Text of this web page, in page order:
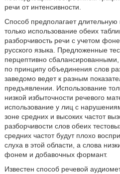
речи от интенсивности.
Способ предполагает длительную
только использование обеих
разборчивость речи с учетом
русского языка. Предложенные
перцептивно
по принципу объединения слов
заведомо ведет к разным
предъявлении. Использование
низкой избыточности речевого
использование у лиц с
зоне средних и высоких частот
разборчивости слов обеих
средних частот будут плохо
слуха в этой области, а слова
фонем и добавочных формант.
Известен способ речевой